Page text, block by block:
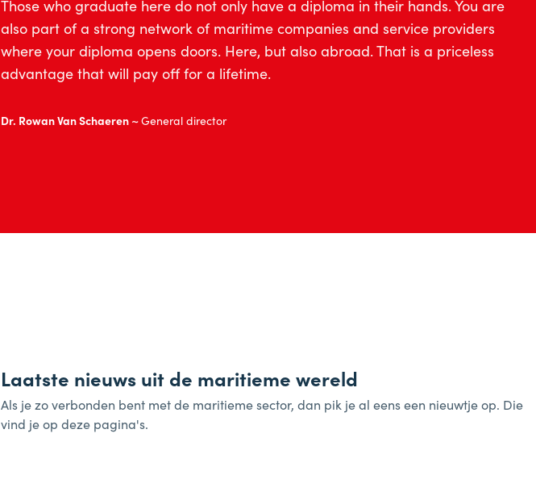
Those who graduate here do not only have a diploma in their hands. You are
also part of a strong network of maritime companies and service providers
where your diploma opens doors. Here, but also abroad. That is a priceless
advantage that will pay off for a lifetime.
Dr. Rowan Van Schaeren ~General director
Laatste nieuws uit de maritieme wereld
Als je zo verbonden bent met de maritieme sector, dan pik je al eens een nieuwtje op. Die
vind je op deze pagina's.